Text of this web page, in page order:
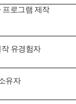
프로그램 제작
작유경험자
유자